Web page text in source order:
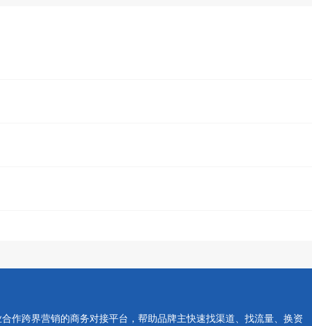
合作跨界营销的商务对接平台，帮助品牌主快速找渠道、找流量、换资